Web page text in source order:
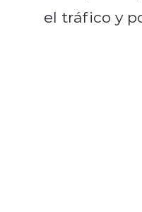
el tráfico y